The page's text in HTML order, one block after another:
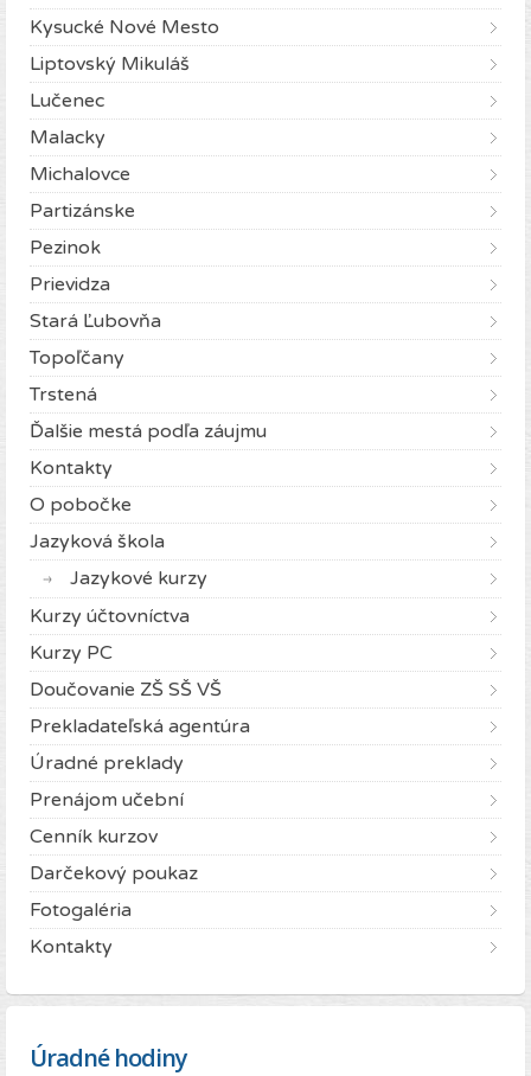
Kysucké Nové Mesto
Liptovský Mikuláš
Lučenec
Malacky
Michalovce
Partizánske
Pezinok
Prievidza
Stará Ľubovňa
Topoľčany
Trstená
Ďalšie mestá podľa záujmu
Kontakty
O pobočke
Jazyková škola
Jazykové kurzy
Kurzy účtovníctva
Kurzy PC
Doučovanie ZŠ SŠ VŠ
Prekladateľská agentúra
Úradné preklady
Prenájom učební
Cenník kurzov
Darčekový poukaz
Fotogaléria
Kontakty
Úradné hodiny